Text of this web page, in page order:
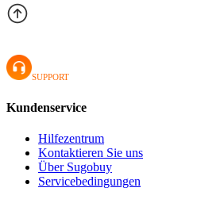
SUPPORT
Kundenservice
Hilfezentrum
Kontaktieren Sie uns
Über Sugobuy
Servicebedingungen